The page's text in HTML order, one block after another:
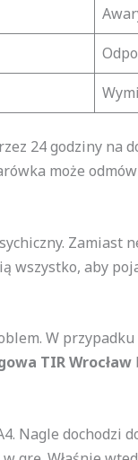
24 godziny
może
Zamiast
wszystko, aby
W
TIR Wrocław
Nagle dochodzi